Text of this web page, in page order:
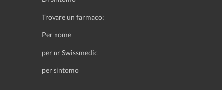
Trovare un farmaco:
Per nome
per nr Swissmedic
per sintomo